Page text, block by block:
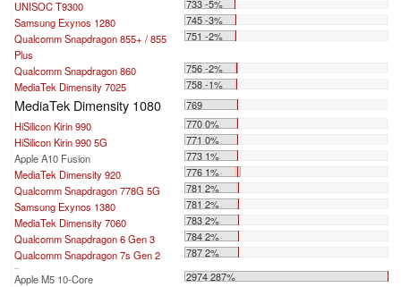
UNISOC T9300
733 -5%
Samsung Exynos 1280
745 -3%
Qualcomm Snapdragon 855+ / 855
Plus
751 -2%
Qualcomm Snapdragon 860
756 -2%
MediaTek Dimensity 7025
758 -1%
MediaTek Dimensity 1080
769
HiSilicon Kirin 990
770 0%
HiSilicon Kirin 990 5G
771 0%
Apple A10 Fusion
773 1%
MediaTek Dimensity 920
776 1%
Qualcomm Snapdragon 778G 5G
781 2%
Samsung Exynos 1380
781 2%
MediaTek Dimensity 7060
783 2%
Qualcomm Snapdragon 6 Gen 3
784 2%
Qualcomm Snapdragon 7s Gen 2
787 2%
...
Apple M5 10-Core 2974 287%